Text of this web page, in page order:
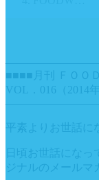
■■■■月刊 ＦＯＯ
VOL．016（2014
平素よりお世話に
日頃お世話にな
ジナルのメールマ